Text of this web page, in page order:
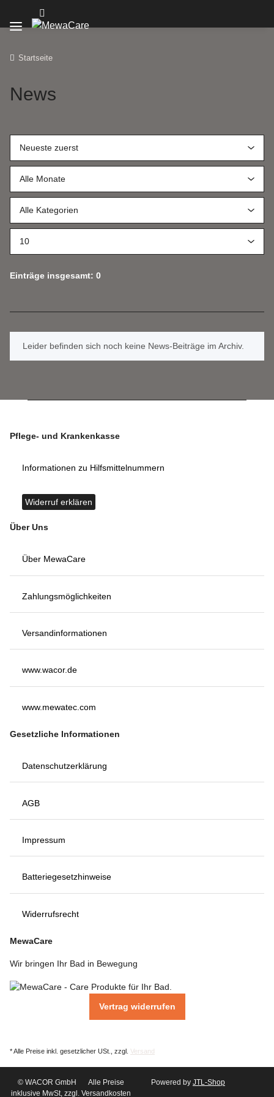
Startseite
News
Einträge insgesamt: 0
xLeider befinden sich noch keine News-Beiträge im Archiv.
Pflege- und Krankenkasse
Informationen zu Hilfsmittelnummern
Widerruf erklären
Über Uns
Über MewaCare
Zahlungsmöglichkeiten
Versandinformationen
www.wacor.de
www.mewatec.com
Gesetzliche Informationen
Datenschutzerklärung
AGB
Impressum
Batteriegesetzhinweise
Widerrufsrecht
MewaCare
Wir bringen Ihr Bad in Bewegung
Vertrag widerrufen
* Alle Preise inkl. gesetzlicher USt., zzgl. Versand
© WACOR GmbH
Alle Preise
inklusive MwSt, zzgl. Versandkosten
Powered by JTL-Shop